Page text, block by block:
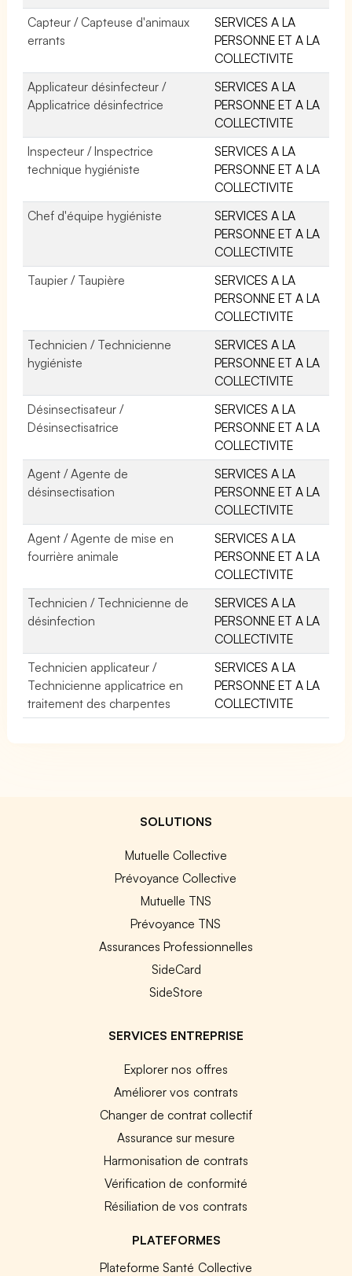
Capteur / Capteuse d'animaux
errants
SERVICES A LA
PERSONNE ET A LA
COLLECTIVITE
Applicateur désinfecteur /
Applicatrice désinfectrice
SERVICES A LA
PERSONNE ET A LA
COLLECTIVITE
Inspecteur / Inspectrice
technique hygiéniste
SERVICES A LA
PERSONNE ET A LA
COLLECTIVITE
Chef d'équipe hygiéniste
SERVICES A LA
PERSONNE ET A LA
COLLECTIVITE
Taupier / Taupière
SERVICES A LA
PERSONNE ET A LA
COLLECTIVITE
Technicien / Technicienne
hygiéniste
SERVICES A LA
PERSONNE ET A LA
COLLECTIVITE
Désinsectisateur /
Désinsectisatrice
SERVICES A LA
PERSONNE ET A LA
COLLECTIVITE
Agent / Agente de
désinsectisation
SERVICES A LA
PERSONNE ET A LA
COLLECTIVITE
Agent / Agente de mise en
fourrière animale
SERVICES A LA
PERSONNE ET A LA
COLLECTIVITE
Technicien / Technicienne de
désinfection
SERVICES A LA
PERSONNE ET A LA
COLLECTIVITE
Technicien applicateur /
Technicienne applicatrice en
traitement des charpentes
SERVICES A LA
PERSONNE ET A LA
COLLECTIVITE
SOLUTIONS
Mutuelle Collective
Prévoyance Collective
Mutuelle TNS
Prévoyance TNS
Assurances Professionnelles
SideCard
SideStore
SERVICES ENTREPRISE
Explorer nos offres
Améliorer vos contrats
Changer de contrat collectif
Assurance sur mesure
Harmonisation de contrats
Vérification de conformité
Résiliation de vos contrats
PLATEFORMES
Plateforme Santé Collective